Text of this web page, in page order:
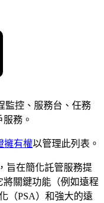
監控、服務台、任務
務。
擁有權以管理此列表。
旨在簡化託管服務提
關鍵功能（例如遠程
（PSA）和強大的遠